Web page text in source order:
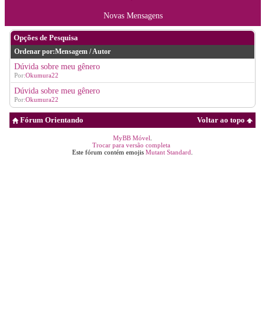
Novas Mensagens
Opções de Pesquisa
Ordenar por:Mensagem /Autor
Dúvida sobre meu gênero
Por:Okumura22
Dúvida sobre meu gênero
Por:Okumura22
Voltar ao topo
Fórum Orientando
MyBB Móvel
Trocar para versão completa
Este fórum contém emojis Mutant Standard